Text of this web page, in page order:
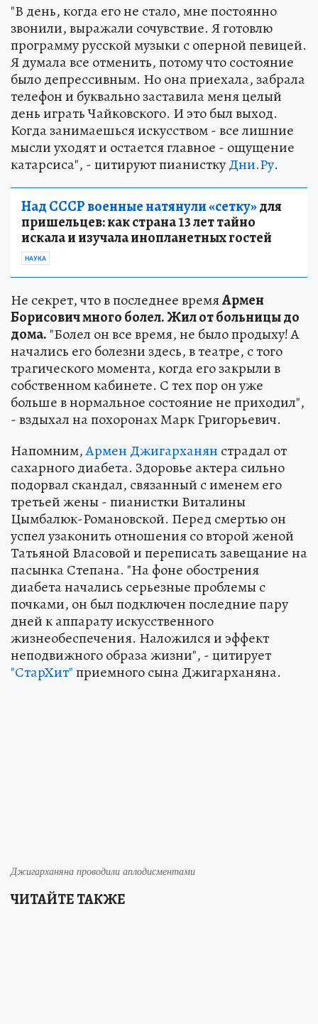
"В день, когда его не стало, мне постоянно
звонили, выражали сочувствие. Я готовлю
программу русской музыки с оперной певицей.
Я думала все отменить, потому что состояние
было депрессивным. Но она приехала, забрала
телефон и буквально заставила меня целый
день играть Чайковского. И это был выход.
Когда занимаешься искусством - все лишние
мысли уходят и остается главное - ощущение
катарсиса", - цитируют пианисткуДни.Ру.
Над СССР военные натянули «сетку»для
пришельцев: как страна 13 лет тайно
искала и изучала инопланетных гостей
НАУКА
Не секрет, что в последнее времяАрмен
Борисович много болел. Жил от больницы до
дома. "Болел он все время, не было продыху! А
начались его болезни здесь, в театре, с того
трагического момента, когда его закрыли в
собственном кабинете. С тех пор он уже
больше в нормальное состояние не приходил",
- вздыхал на похоронах Марк Григорьевич.
Напомним,Армен Джигарханян страдал от
сахарного диабета. Здоровье актера сильно
подорвал скандал, связанный с именем его
третьей жены - пианистки Виталины
Цымбалюк-Романовской. Перед смертью он
успел узаконить отношения со второй женой
Татьяной Власовой и переписать завещание на
пасынка Степана. "На фоне обострения
диабета начались серьезные проблемы с
почками, он был подключен последние пару
дней к аппарату искусственного
жизнеобеспечения. Наложился и эффект
неподвижного образа жизни", - цитирует
"СтарХит"приемного сына Джигарханяна.
Джигарханяна проводили аплодисментами
ЧИТАЙТЕ ТАКЖЕ